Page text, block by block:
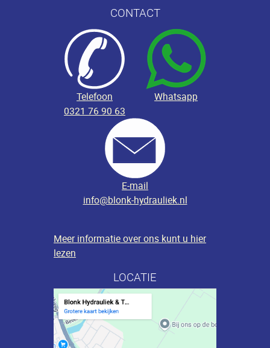
CONTACT
Telefoon
Whatsapp
0321 76 90 63
E-mail
info@blonk-hydrauliek.nl
Meer informatie over ons kunt u hier
lezen
LOCATIE